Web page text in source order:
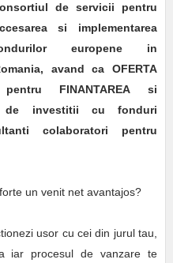
de servicii pentru
si implementarea
europene in
avand ca OFERTA
FINANTAREA si
de investitii cu fonduri
colaboratori pentru
un venit net avantajos?
usor cu cei din jurul tau,
iar procesul de vanzare te